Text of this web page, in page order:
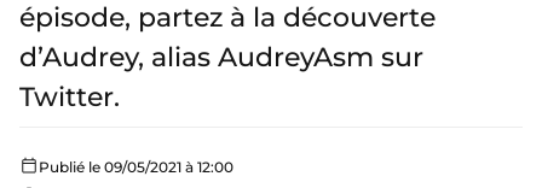
épisode, partez à la découverte
d’Audrey, alias AudreyAsm sur
Twitter.
Publié le 09/05/2021 à 12:00